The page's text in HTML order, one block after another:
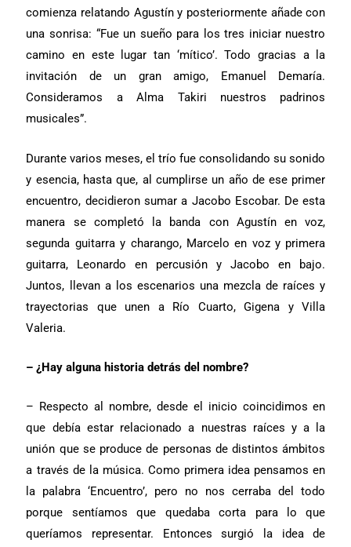
comienza relatando Agustín y posteriormente añade con
una sonrisa: “Fue un sueño para los tres iniciar nuestro
camino en este lugar tan ‘mítico’. Todo gracias a la
invitación de un gran amigo, Emanuel Demaría.
Consideramos a Alma Takiri nuestros padrinos
musicales”.
Durante varios meses, el trío fue consolidando su sonido
y esencia, hasta que, al cumplirse un año de ese primer
encuentro, decidieron sumar a Jacobo Escobar. De esta
manera se completó la banda con Agustín en voz,
segunda guitarra y charango, Marcelo en voz y primera
guitarra, Leonardo en percusión y Jacobo en bajo.
Juntos, llevan a los escenarios una mezcla de raíces y
trayectorias que unen a Río Cuarto, Gigena y Villa
Valeria.
– ¿Hay alguna historia detrás del nombre?
– Respecto al nombre, desde el inicio coincidimos en
que debía estar relacionado a nuestras raíces y a la
unión que se produce de personas de distintos ámbitos
a través de la música. Como primera idea pensamos en
la palabra ‘Encuentro’, pero no nos cerraba del todo
porque sentíamos que quedaba corta para lo que
queríamos representar. Entonces surgió la idea de